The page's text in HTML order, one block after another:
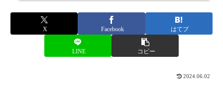
X Facebook はてブ
LINE コピー
2024.06.02